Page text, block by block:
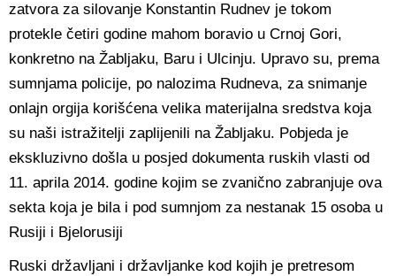
zatvora za silovanje Konstantin Rudnev je tokom
protekle četiri godine mahom boravio u Crnoj Gori,
konkretno na Žabljaku, Baru i Ulcinju. Upravo su, prema
sumnjama policije, po nalozima Rudneva, za snimanje
onlajn orgija korišćena velika materijalna sredstva koja
su naši istražitelji zaplijenili na Žabljaku. Pobjeda je
ekskluzivno došla u posjed dokumenta ruskih vlasti od
11. aprila 2014. godine kojim se zvanično zabranjuje ova
sekta koja je bila i pod sumnjom za nestanak 15 osoba u
Rusiji i Bjelorusiji
Ruski državljani i državljanke kod kojih je pretresom